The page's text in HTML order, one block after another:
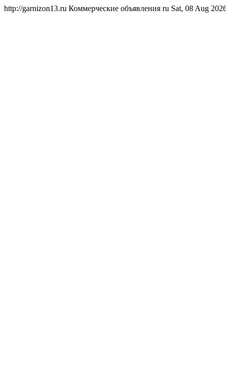
http://garnizon13.ru Коммерческие объявления ru Sat, 08 Aug